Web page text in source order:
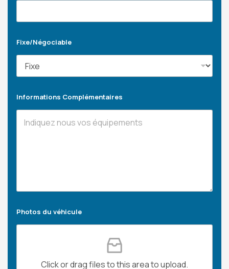
Fixe/Négociable
Informations Complémentaires
Photos du véhicule
Click or drag files to this area to upload.